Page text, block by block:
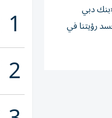
دبي
رؤيتنا في
1
2